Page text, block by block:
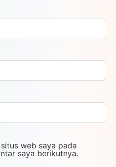
web saya pada
saya berikutnya.